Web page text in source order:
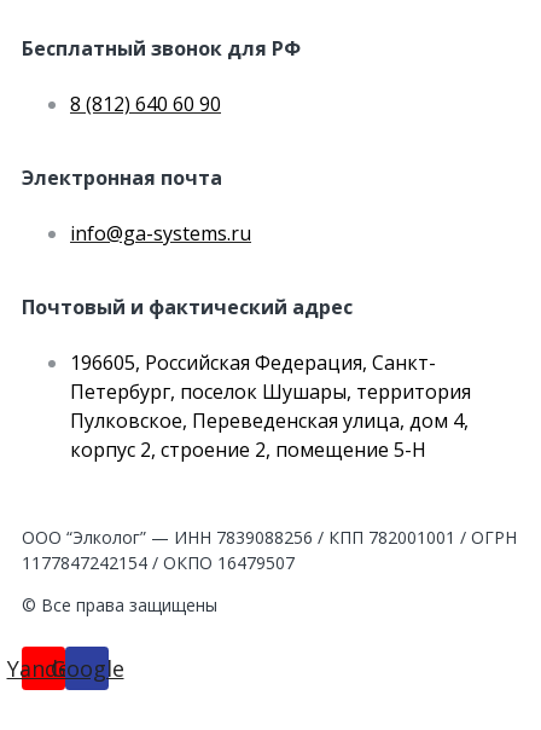
Бесплатный звонок для РФ
8 (812) 640 60 90
Электронная почта
info@ga-systems.ru
Почтовый и фактический адрес
196605, Российская Федерация, Санкт-
Петербург, поселок Шушары, территория
Пулковское, Переведенская улица, дом 4,
корпус 2, строение 2, помещение 5-Н
ООО “Элколог” — ИНН 7839088256 / КПП 782001001 / ОГРН
1177847242154 / ОКПО 16479507
© Все права защищены
YandexGoogle